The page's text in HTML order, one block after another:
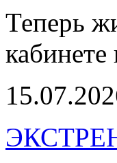
Теперь
кабинете